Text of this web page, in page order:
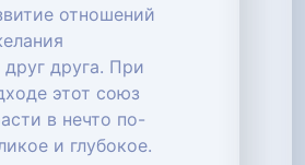
отношений
друга. При
этот союз
в нечто по-
и глубокое.